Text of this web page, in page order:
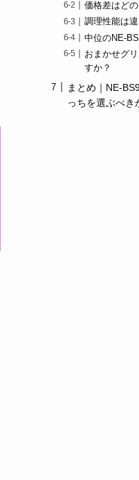
価格差はど
調理性能は
中位のNE-
おまかせグ
すか？
まとめ｜NE-
っちを選ぶべき